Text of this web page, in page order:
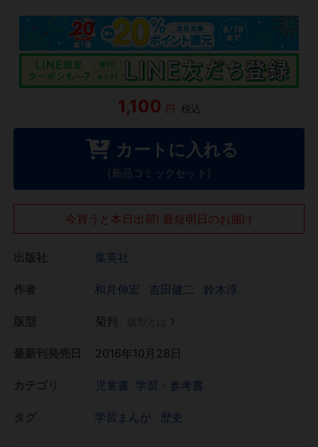
1,100 円 税込
カートに入れる
(新品コミックセット)
今買うと本日出荷! 最短明日のお届け
集英社
和月伸宏 吉田健二 鈴木淳
菊判
2016年10月28日
児童書 学習・参考書
学習まんが 歴史